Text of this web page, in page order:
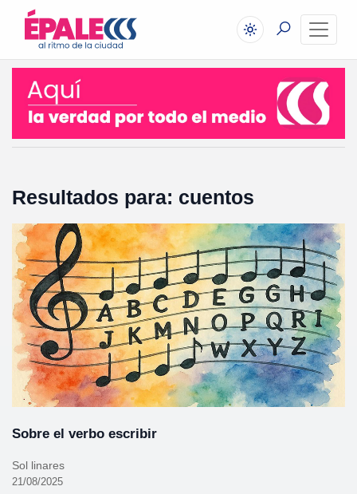
Resultados para: cuentos
Sobre el verbo escribir
Sol linares
21/08/2025